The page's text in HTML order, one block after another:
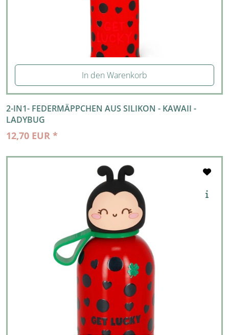
In den Warenkorb
2-IN1- FEDERMÄPPCHEN AUS SILIKON - KAWAII -
LADYBUG
12,70 EUR *